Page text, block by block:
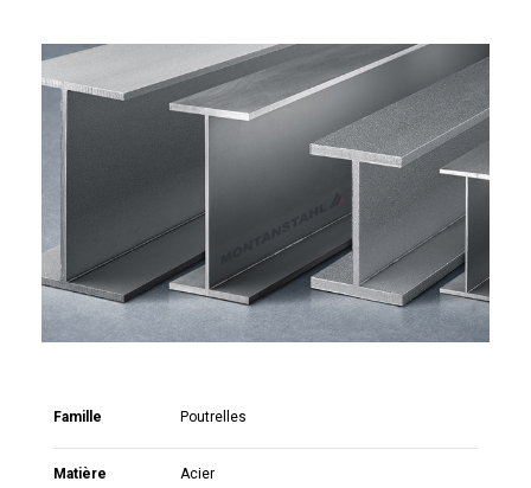
Famille Poutrelles
Matière Acier